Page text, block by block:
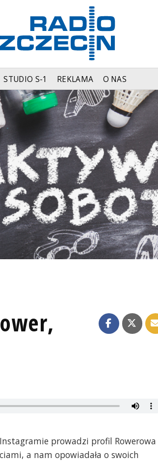
STUDIO S-1 REKLAMA O NAS
prowadzi profil Rowerowa
a nam opowiadała o swoich